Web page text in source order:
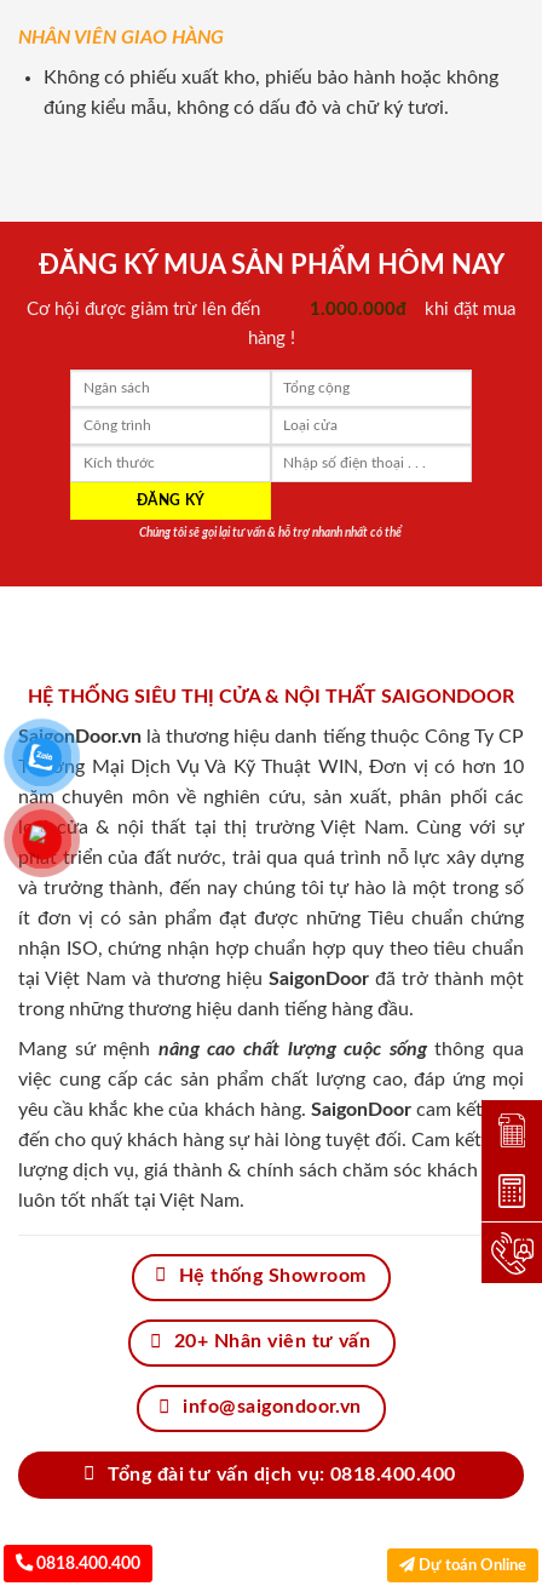
NHÂN VIÊN GIAO HÀNG
Không có phiếu xuất kho, phiếu bảo hành hoặc không
đúng kiểu mẫu, không có dấu đỏ và chữ ký tươi.
ĐĂNG KÝ MUA SẢN PHẨM HÔM NAY
Cơ hội được giảm trừ lên đến 1.000.000đ
khi đặt mua
hàng !
Chúng tôi sẽ gọi lại tư vấn & hỗ trợ nhanh nhất có thể
HỆ THỐNG SIÊU THỊ CỬA & NỘI THẤT SAIGONDOOR
SaigonDoor.vn là thương hiệu danh tiếng thuộc Công Ty CP
Thương Mại Dịch Vụ Và Kỹ Thuật WIN, Đơn vị có hơn 10
năm chuyên môn về nghiên cứu, sản xuất, phân phối các
loại cửa & nội thất tại thị trường Việt Nam. Cùng với sự
phát triển của đất nước, trải qua quá trình nỗ lực xây dựng
và trưởng thành, đến nay chúng tôi tự hào là một trong số
ít đơn vị có sản phẩm đạt được những Tiêu chuẩn chứng
nhận ISO, chứng nhận hợp chuẩn hợp quy theo tiêu chuẩn
tại Việt Nam và thương hiệu SaigonDoor đã trở thành một
trong những thương hiệu danh tiếng hàng đầu.
Mang sứ mệnh nâng cao chất lượng cuộc sốngthông qua
việc cung cấp các sản phẩm chất lượng cao, đáp ứng mọi
yêu cầu khắc khe của khách hàng. SaigonDoorcam kết đem
đến cho quý khách hàng sự hài lòng tuyệt đối. Cam kết chất
lượng dịch vụ, giá thành & chính sách chăm sóc khách hàng
luôn tốt nhất tại Việt Nam.
Hệ thống Showroom
20+ Nhân viên tư vấn
info@saigondoor.vn
Tổng đài tư vấn dịch vụ: 0818.400.400
0818.400.400 Dự toán Online
Đặt
Dự